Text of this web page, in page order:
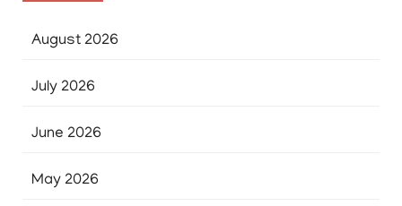
August 2026
July 2026
June 2026
May 2026